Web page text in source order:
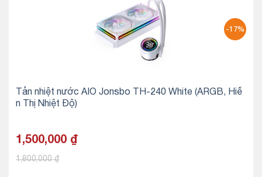
-17%
Tản nhiệt nước AIO Jonsbo TH-240 White (ARGB, Hiể
n Thị Nhiệt Độ)
1,500,000 ₫
1,800,000₫